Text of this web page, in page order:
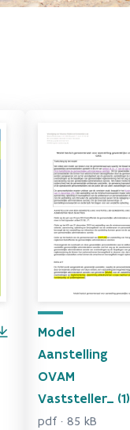
Model
Aanstelling
OVAM
Vaststeller_ (1)
pdf · 85 kB